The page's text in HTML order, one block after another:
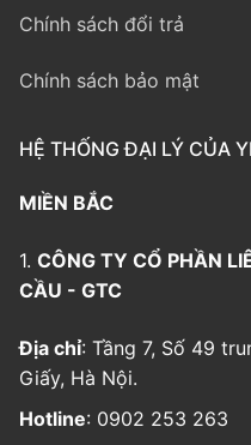
Chính sách đổi trả
Chính sách bảo mật
HỆ THỐNG ĐẠI LÝ CỦA
MIỀN BẮC
1. CÔNG TY CỔ PHẦN
CẦU - GTC
Địa chỉ: Tầng 7, Số 49
Giấy, Hà Nội.
Hotline: 0902 253 263